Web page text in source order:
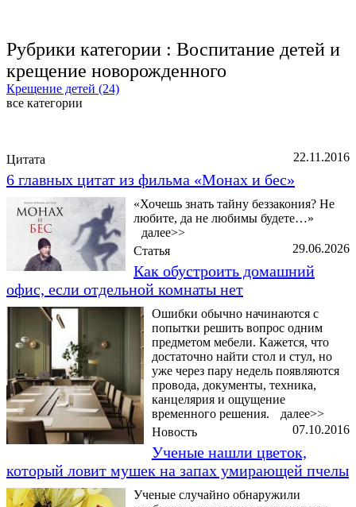
Рубрики категории : Воспитание детей и
крещение новорожденного
Крещение детей (24)
все категории
22.11.2016
Цитата
6 главных цитат из фильма «Монах и бес»
«Хочешь знать тайну беззакония? Не
любите, да не любимы будете…»
далее>>
29.06.2026
Статья
Как обустроить домашний
офис, если отдельной комнаты нет
Ошибки обычно начинаются с
попытки решить вопрос одним
предметом мебели. Кажется, что
достаточно найти стол и стул, но
уже через пару недель появляются
провода, документы, техника,
канцелярия и ощущение
временного решения.
далее>>
07.10.2016
Новость
Ученые нашли цветок,
который ловит мушек на запах умирающей пчелы
Ученые случайно обнаружили